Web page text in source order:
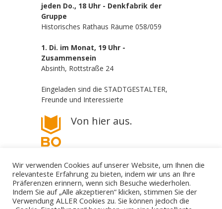
jeden Do., 18 Uhr - Denkfabrik der
Gruppe
Historisches Rathaus Räume 058/059
1. Di. im Monat, 19 Uhr -
Zusammensein
Absinth, Rottstraße 24
Eingeladen sind die STADTGESTALTER,
Freunde und Interessierte
Von hier aus.
Wir verwenden Cookies auf unserer Website, um Ihnen die
relevanteste Erfahrung zu bieten, indem wir uns an Ihre
Präferenzen erinnern, wenn sich Besuche wiederholen.
Indem Sie auf „Alle akzeptieren“ klicken, stimmen Sie der
Verwendung ALLER Cookies zu. Sie können jedoch die